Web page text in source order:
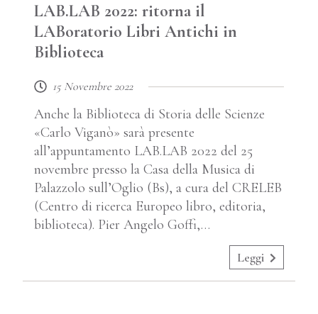
LAB.LAB 2022: ritorna il
LABoratorio Libri Antichi in
Biblioteca
15 Novembre 2022
Anche la Biblioteca di Storia delle Scienze
«Carlo Viganò» sarà presente
all’appuntamento LAB.LAB 2022 del 25
novembre presso la Casa della Musica di
Palazzolo sull’Oglio (Bs), a cura del CRELEB
(Centro di ricerca Europeo libro, editoria,
biblioteca). Pier Angelo Goffi,…
Leggi